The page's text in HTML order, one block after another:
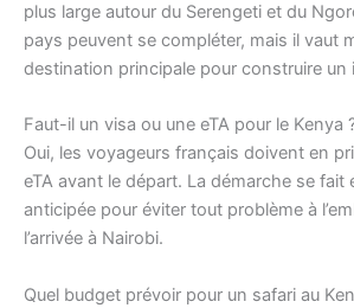
plus large autour du Serengeti et du
pays peuvent se compléter, mais il vaut
destination principale pour construire un
Faut-il un visa ou une eTA pour le Kenya
Oui, les voyageurs français doivent en
eTA avant le départ. La démarche se fait
anticipée pour éviter tout problème à
l’arrivée à Nairobi.
Quel budget prévoir pour un safari au